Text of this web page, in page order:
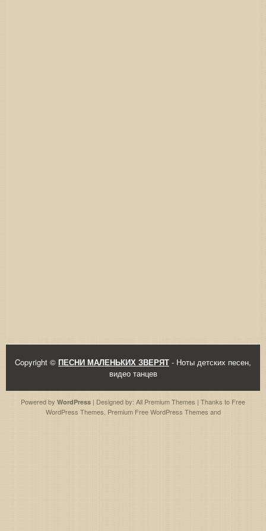
Copyright © ПЕСНИ МАЛЕНЬКИХ ЗВЕРЯТ - Ноты детских песен,
видео танцев
Powered by WordPress | Designed by: All Premium Themes | Thanks to Free
WordPress Themes, Premium Free WordPress Themes and